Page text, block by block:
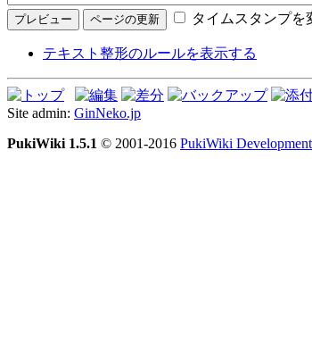
タイムスタンプを
テキスト整形のルールを表示する
Site admin: GinNeko.jp
PukiWiki 1.5.1 © 2001-2016 PukiWiki